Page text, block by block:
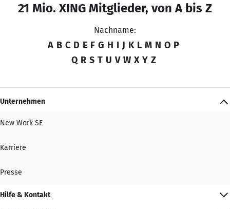
21 Mio. XING Mitglieder, von A bis Z
Nachname:
A B C D E F G H I J K L M N O P
Q R S T U V W X Y Z
Unternehmen
New Work SE
Karriere
Presse
Hilfe & Kontakt